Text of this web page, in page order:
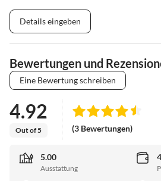
Details eingeben
Bewertungen und
Eine Bewertung schreiben
4.92
Out of 5 (3 Bewertungen)
5.00
Ausstattung